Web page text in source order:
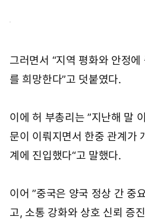
그러면서 “지역 평화와 안정에
를 희망한다”고 덧붙였다.
이에 허 부총리는 ”지난해 말
문이 이뤄지면서 한중 관계가
계에 진입했다“고 말했다.
이어 ”중국은 양국 정상 간 중
고, 소통 강화와 상호 신뢰 증